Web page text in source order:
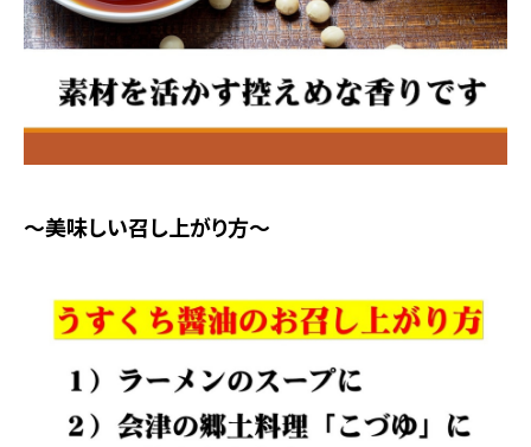
～美味しい召し上がり方～